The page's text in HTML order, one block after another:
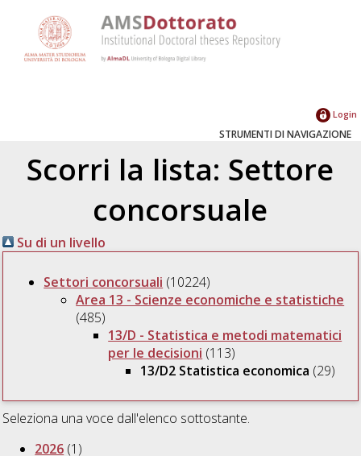
Login
STRUMENTI DI NAVIGAZIONE
Scorri la lista: Settore
concorsuale
Su di un livello
Settori concorsuali (10224)
Area 13 - Scienze economiche e statistiche
(485)
13/D - Statistica e metodi matematici
per le decisioni (113)
13/D2 Statistica economica (29)
Seleziona una voce dall'elenco sottostante.
2026 (1)